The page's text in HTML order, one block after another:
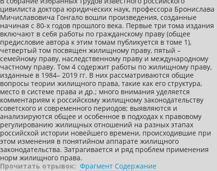
цивилиста доктора юридических наук, профессора Бронислава
Мичиславовича Гонгало вошли произведения, созданные
начиная с 80-х годов прошлого века. Первые три тома издания
включают в себя работы по гражданскому праву (общее
предисловие автора к этим томам публикуется в томе 1),
четвертый том посвящен жилищному праву, пятый –
семейному праву, наследственному праву и международному
частному праву. Том 4 содержит работы по жилищному праву,
изданные в 1984– 2019 гг. В них рассматриваются общие
вопросы теории жилищного права, такие как его структура,
место в системе права и др.; много внимания уделяется
комментариям к российскому жилищному законодательству
советского и современного периодов; выявляются и
анализируются общее и особенное в подходах к правовому
регулированию жилищных отношений на разных этапах
российской истории новейшего времени, происходившие при
этом изменения в понятийном аппарате жилищного
законодательства. Затрагивается и ряд проблем применения
норм жилищного права.
Прочитать отрывок: Фрагмент Содержание